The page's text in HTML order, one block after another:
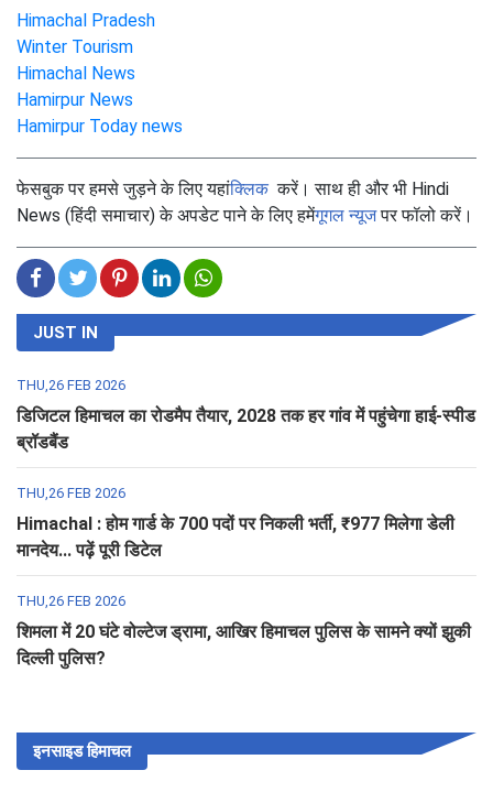
Himachal Pradesh
Winter Tourism
Himachal News
Hamirpur News
Hamirpur Today news
फेसबुक पर हमसे जुड़ने के लिए यहांक्लिककरें। साथ ही और भी Hindi
News (हिंदी समाचार) के अपडेट पाने के लिए हमेंगूगल न्यूजपर फॉलो करें।
JUST IN
THU,26 FEB 2026
डिजिटल हिमाचल का रोडमैप तैयार, 2028 तक हर गांव में पहुंचेगा हाई-स्पीड
ब्रॉडबैंड
THU,26 FEB 2026
Himachal : होम गार्ड के 700 पदों पर निकली भर्ती, ₹977 मिलेगा डेली
मानदेय... पढ़ें पूरी डिटेल
THU,26 FEB 2026
शिमला में 20 घंटे वोल्टेज ड्रामा, आखिर हिमाचल पुलिस के सामने क्यों झुकी
दिल्ली पुलिस?
इनसाइड हिमाचल